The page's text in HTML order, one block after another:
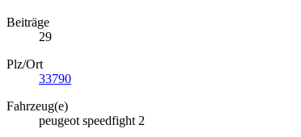
Beiträge
29
Plz/Ort
33790
Fahrzeug(e)
peugeot speedfight 2